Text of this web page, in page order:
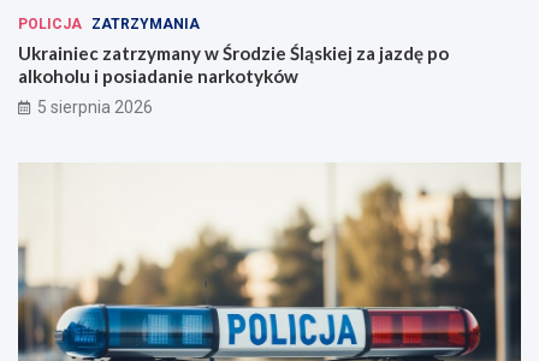
POLICJA ZATRZYMANIA
Ukrainiec zatrzymany w Środzie Śląskiej za jazdę po
alkoholu i posiadanie narkotyków
5 sierpnia 2026